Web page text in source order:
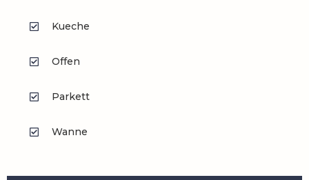
Kueche
Offen
Parkett
Wanne